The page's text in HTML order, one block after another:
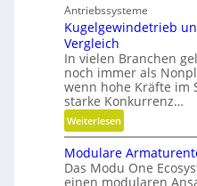
h
r
l
e
x
i
b
l
i
Antriebssysteme
Kugelgewindetrieb
Vergleich
In vielen Branchen
noch immer als
wenn hohe Kräfte im
starke Konkurrenz…
Weiterlesen:
K
u
g
Modulare
Das Modu One
einen modularen